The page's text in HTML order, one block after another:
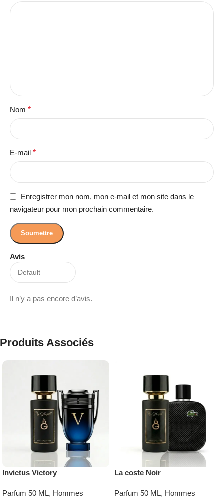
Avis
Il n’y a pas encore d’avis.
Nom *
E-mail *
Enregistrer mon nom, mon e-mail et mon site dans le
navigateur pour mon prochain commentaire.
Produits Associés
Invictus Victory
Parfum 50 ML, Hommes
La coste Noir
Parfum 50 ML, Hommes